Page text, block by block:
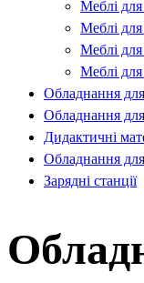
Меблі
Меблі для
Меблі для
Меблі
Обладнання
Обладнання
Дидактичні
Обладнання
Зарядні станції